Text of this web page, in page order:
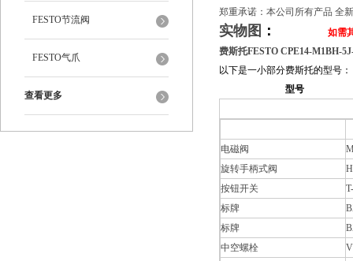
FESTO节流阀
FESTO气爪
查看更多
郑重承诺：本公司所有产品 全
实物图 ：
如需其他型
费斯托FESTO CPE14-M1BH-
以下是一小部分费斯托的型号：
型号
电磁阀
旋转手柄式阀
按钮开关
标牌
标牌
中空螺栓